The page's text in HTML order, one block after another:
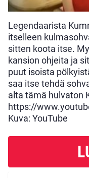
Legendaarista
itselleen
sitten koota itse.
kansion ohjeita ja
puut isoista
saa itse tehdä
alta tämä hulvaton
https://
Kuva: YouTube